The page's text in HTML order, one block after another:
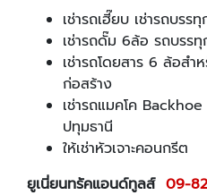
เช่ารถเฮี๊ยบ เช่ารถบร
เช่ารถดั๊ม 6ล้อ รถบรร
เช่ารถโดยสาร 6 ล้อสำ
ก่อสร้าง
เช่ารถแมคโค
ปทุมธานี
ให้เช่าหัวเจาะคอนกรีต
ยูเนี่ยนทรัคแอนด์ทูลส์ 09-